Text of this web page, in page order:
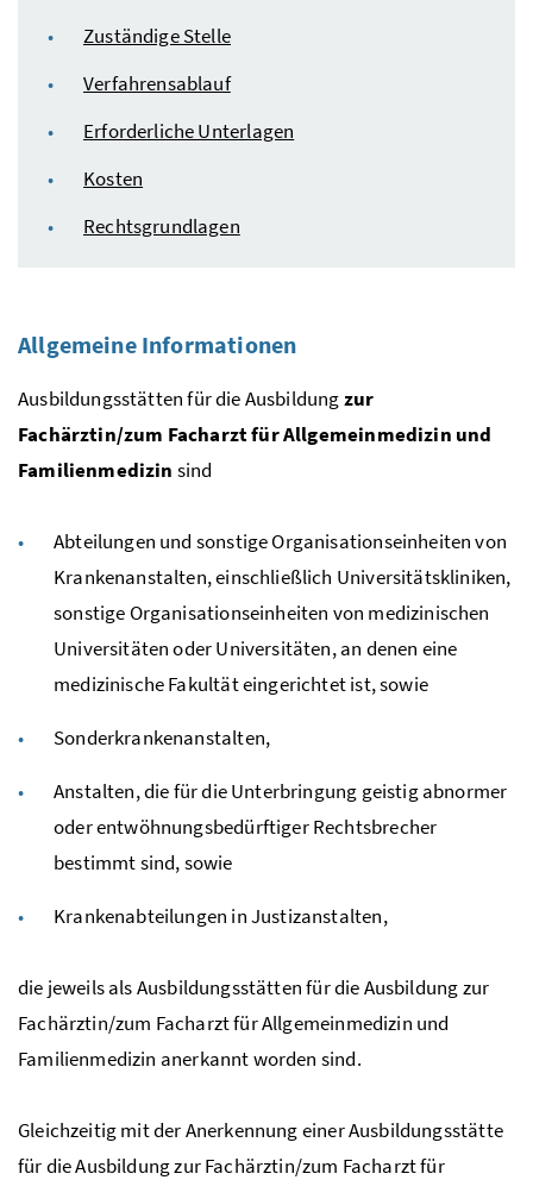
Zuständige Stelle
Verfahrensablauf
Erforderliche Unterlagen
Kosten
Rechtsgrundlagen
Allgemeine Informationen
Ausbildungsstätten für die Ausbildungzur
Fachärztin/zum Facharzt für Allgemeinmedizin und
Familienmedizin sind
Abteilungen und sonstige Organisationseinheiten von
Krankenanstalten, einschließlich Universitätskliniken,
sonstige Organisationseinheiten von medizinischen
Universitäten oder Universitäten, an denen eine
medizinische Fakultät eingerichtet ist, sowie
Sonderkrankenanstalten,
Anstalten, die für die Unterbringung geistig abnormer
oder entwöhnungsbedürftiger Rechtsbrecher
bestimmt sind, sowie
Krankenabteilungen in Justizanstalten,
die jeweils als Ausbildungsstätten für die Ausbildung zur
Fachärztin/zum Facharzt für Allgemeinmedizin und
Familienmedizin anerkannt worden sind.
Gleichzeitig mit der Anerkennung einer Ausbildungsstätte
für die Ausbildung zur Fachärztin/zum Facharzt für